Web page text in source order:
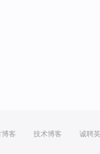
博客 技术博客 诚聘